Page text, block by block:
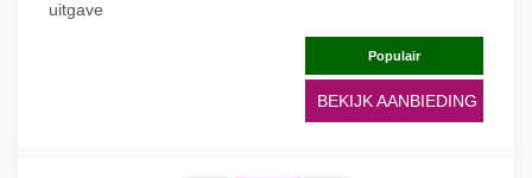
uitgave
Populair
BEKIJK AANBIEDING